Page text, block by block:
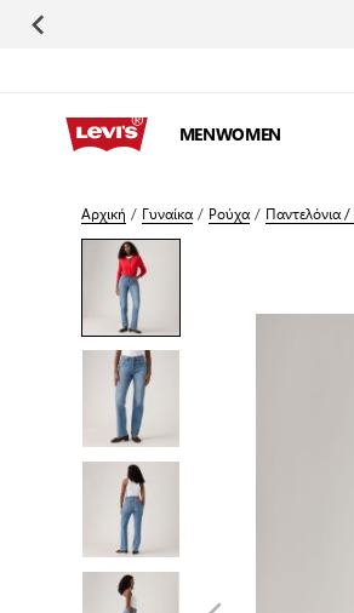
MENWOMEN
Αρχική / Γυναίκα/ Ρούχα/ Παντελόνια